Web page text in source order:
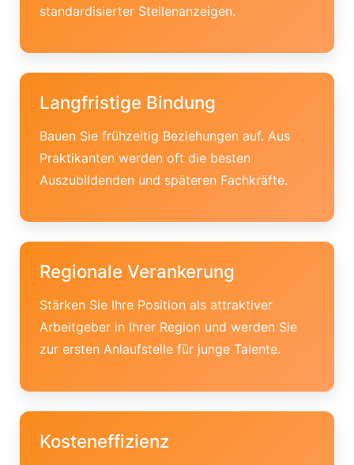
standardisierter Stellenanzeigen.
Langfristige Bindung
Bauen Sie frühzeitig Beziehungen auf. Aus
Praktikanten werden oft die besten
Auszubildenden und späteren Fachkräfte.
Regionale Verankerung
Stärken Sie Ihre Position als attraktiver
Arbeitgeber in Ihrer Region und werden Sie
zur ersten Anlaufstelle für junge Talente.
Kosteneffizienz